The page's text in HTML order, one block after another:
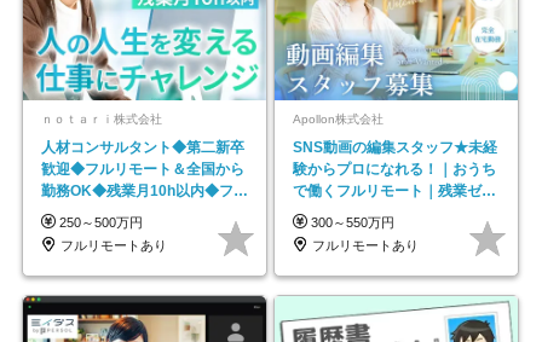
ｎｏｔａｒｉ株式会社
人材コンサルタント◆第二新卒
歓迎◆フルリモート＆全国から
勤務OK◆残業月10h以内◆フレ
ックス制
250～500万円
フルリモートあり
Apollon株式会社
SNS動画の編集スタッフ★未経
験からプロになれる！｜おうち
で働くフルリモート｜残業ゼロ
で18時退勤◎
300～550万円
フルリモートあり